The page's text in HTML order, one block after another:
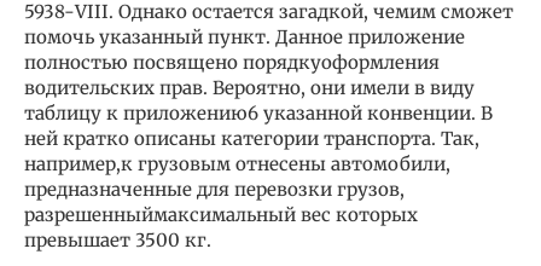
5938-VIII. Однако остается загадкой, чемим сможет
помочь указанный пункт. Данное приложение
полностью посвящено порядкуоформления
водительских прав. Вероятно, они имели в виду
таблицу к приложению6 указанной конвенции. В
ней кратко описаны категории транспорта. Так,
например,к грузовым отнесены автомобили,
предназначенные для перевозки грузов,
разрешенныймаксимальный вес которых
превышает 3500 кг.